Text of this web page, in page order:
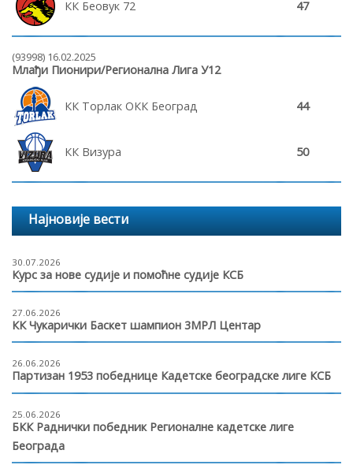
КК Беовук 72 47
(93998) 16.02.2025
Млађи Пионири/Регионална Лига У12
КК Торлак ОКК Београд 44
КК Визура 50
Најновије вести
30.07.2026
Курс за нове судије и помоћне судије КСБ
27.06.2026
КК Чукарички Баскет шампион 3МРЛ Центар
26.06.2026
Партизан 1953 победнице Кадетске београдске лиге КСБ
25.06.2026
БКК Раднички победник Регионалне кадетске лиге
Београда